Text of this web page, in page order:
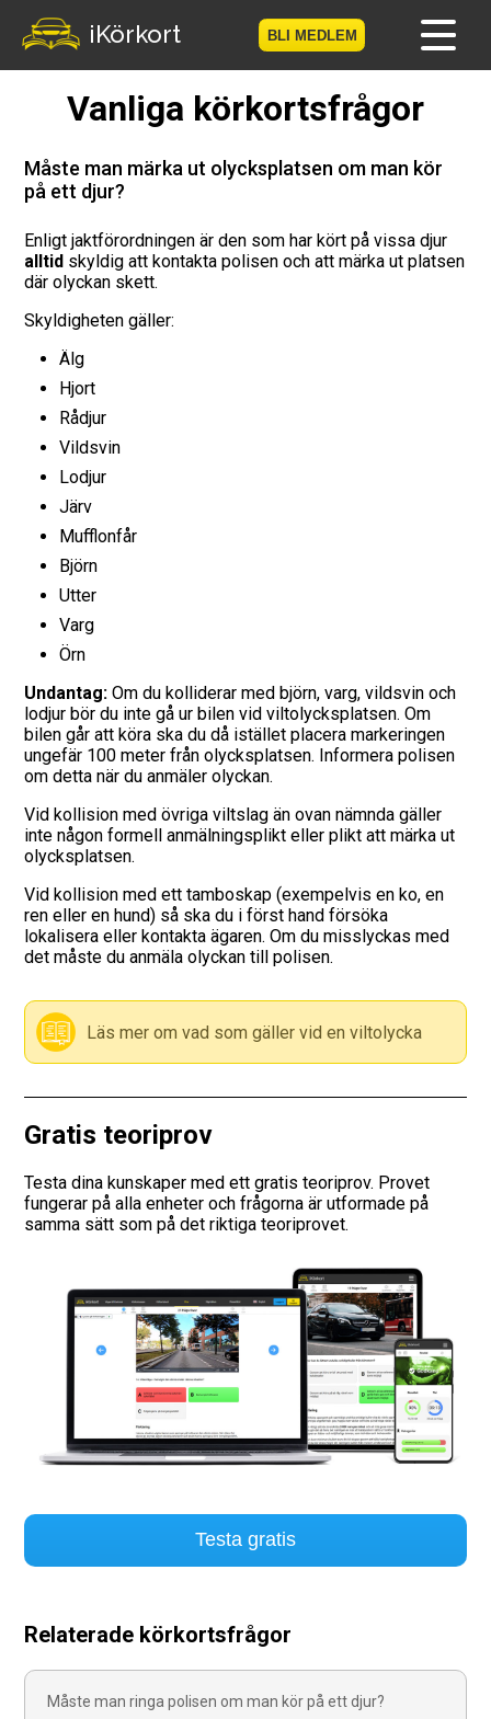
iKörkort BLI MEDLEM
Hem
Bli medlem
Prov
Körkortsresan
Checklista för ditt körkort
Language
Vanliga körkortsfrågor
Måste man märka ut olycksplatsen om man kör
på ett djur?
Enligt jaktförordningen är den som har kört på vissa djur
alltid skyldig att kontakta polisen och att märka ut platsen
där olyckan skett.
Skyldigheten gäller:
Älg
Hjort
Rådjur
Vildsvin
Lodjur
Järv
Mufflonfår
Björn
Utter
Varg
Örn
Undantag: Om du kolliderar med björn, varg, vildsvin och
lodjur bör du inte gå ur bilen vid viltolycksplatsen. Om
bilen går att köra ska du då istället placera markeringen
ungefär 100 meter från olycksplatsen. Informera polisen
om detta när du anmäler olyckan.
Vid kollision med övriga viltslag än ovan nämnda gäller
inte någon formell anmälningsplikt eller plikt att märka ut
olycksplatsen.
Vid kollision med ett tamboskap (exempelvis en ko, en
ren eller en hund) så ska du i först hand försöka
lokalisera eller kontakta ägaren. Om du misslyckas med
det måste du anmäla olyckan till polisen.
Läs mer om vad som gäller vid en viltolycka
Gratis teoriprov
Testa dina kunskaper med ett gratis teoriprov. Provet
fungerar på alla enheter och frågorna är utformade på
samma sätt som på det riktiga teoriprovet.
Testa gratis
Relaterade körkortsfrågor
Måste man ringa polisen om man kör på ett djur?